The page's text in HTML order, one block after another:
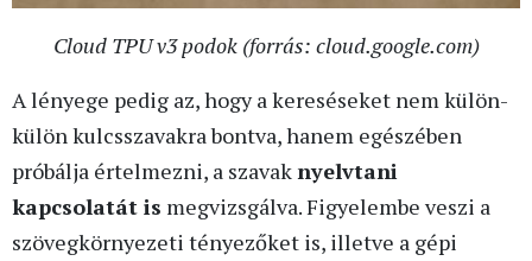
Cloud TPU v3 podok (forrás: cloud.google.com)
A lényege pedig az, hogy a kereséseket nem külön-
külön kulcsszavakra bontva, hanem egészében
próbálja értelmezni, a szavaknyelvtani
kapcsolatát is megvizsgálva. Figyelembe veszi a
szövegkörnyezeti tényezőket is, illetve a gépi